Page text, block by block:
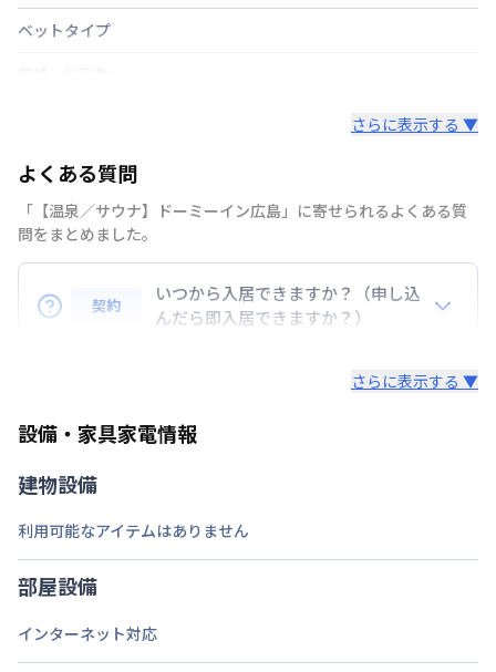
ベットタイプ
部屋の向き
禁煙・喫煙
定員
2名
情報更新日 2026年7月23日
さらに表示する ▼
よくある質問
「【温泉／サウナ】ドーミーイン広島」に寄せられるよくある質
問をまとめました。
契約
いつから入居できますか？（申し込
んだら即入居できますか？）
さらに表示する ▼
設備・家具家電情報
建物設備
利用可能なアイテムはありません
部屋設備
インターネット対応